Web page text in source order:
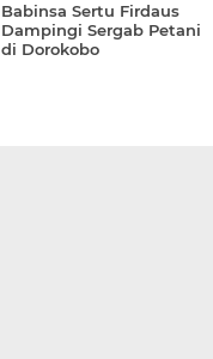
Babinsa Sertu Firdaus
Dampingi Sergab Petani
di Dorokobo